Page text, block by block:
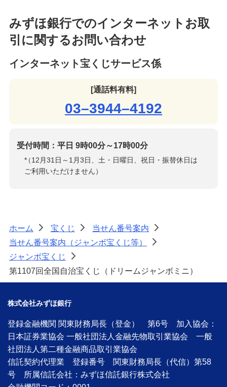
みずほ銀行でのインターネットお取
引に関するお問い合わせ
インターネット宝くじサービス係
[通話料有料]
03–3944–4192
受付時間：平日 9時00分～17時00分
*
（12月31日～1月3日、土・日曜日、祝日・振替休日は
ご利用いただけません）
ホーム > 宝くじ > 当せん番号案内
>
当せん番号案内（ジャンボ宝くじ等）
>
ジャンボ宝くじ
>
第1107回全国自治宝くじ（ドリームジャンボミニ）
株式会社みずほ銀行
登録金融機関 関東財務局長（登金） 第6号 加入協会：
日本証券業協会 一般社団法人金融先物取引業協会 一般
社団法人第二種金融商品取引業協会
信託契約代理業 登録番号 関東財務局長（代信）第58
号 所属信託会社：みずほ信託銀行株式会社